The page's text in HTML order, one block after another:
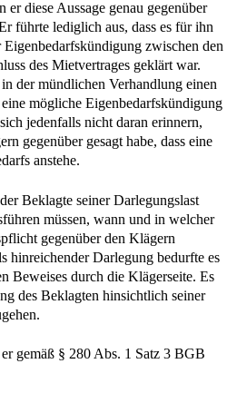
diese Aussage genau gegenüber
führte lediglich aus, dass es für ihn
Eigenbedarfskündigung zwischen den
des Mietvertrages geklärt war.
der mündlichen Verhandlung einen
mögliche Eigenbedarfskündigung
jedenfalls nicht daran erinnern,
gegenüber gesagt habe, dass eine
anstehe.
Beklagte seiner Darlegungslast
müssen, wann und in welcher
gegenüber den Klägern
hinreichender Darlegung bedurfte es
Beweises durch die Klägerseite. Es
des Beklagten hinsichtlich seiner
gemäß § 280 Abs. 1 Satz 3 BGB